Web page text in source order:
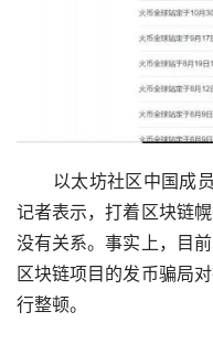
以太坊社区中国成员
记者表示，打着区块链
没有关系。事实上，目
区块链项目的发币骗局
行整顿。